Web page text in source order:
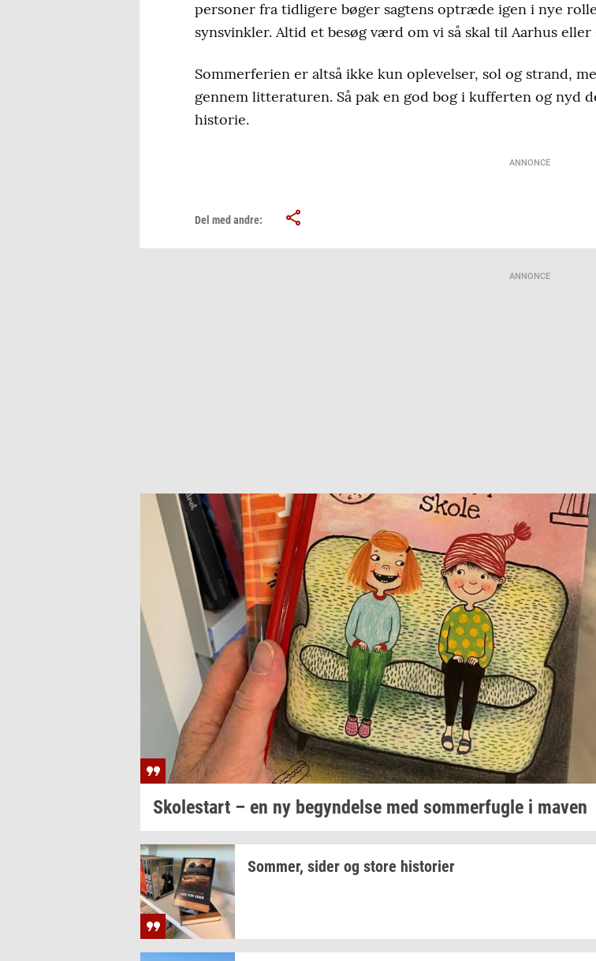
personer fra tidligere bøger sagtens optræde igen i nye
synsvinkler. Altid et besøg værd om vi så skal til Aarhus
Sommerferien er altså ikke kun oplevelser, sol og strand,
gennem litteraturen. Så pak en god bog i kufferten og nyd
historie.
ANNONCE
Del med andre:
ANNONCE
Sko­lestart – en ny be­gyn­del­se med som­mer­fug­le i maven
Som­mer, sider og store hi­sto­ri­er